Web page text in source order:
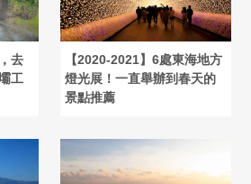
去
工
【2020-2021】6處東海地方
燈光展！一直舉辦到春天的
景點推薦